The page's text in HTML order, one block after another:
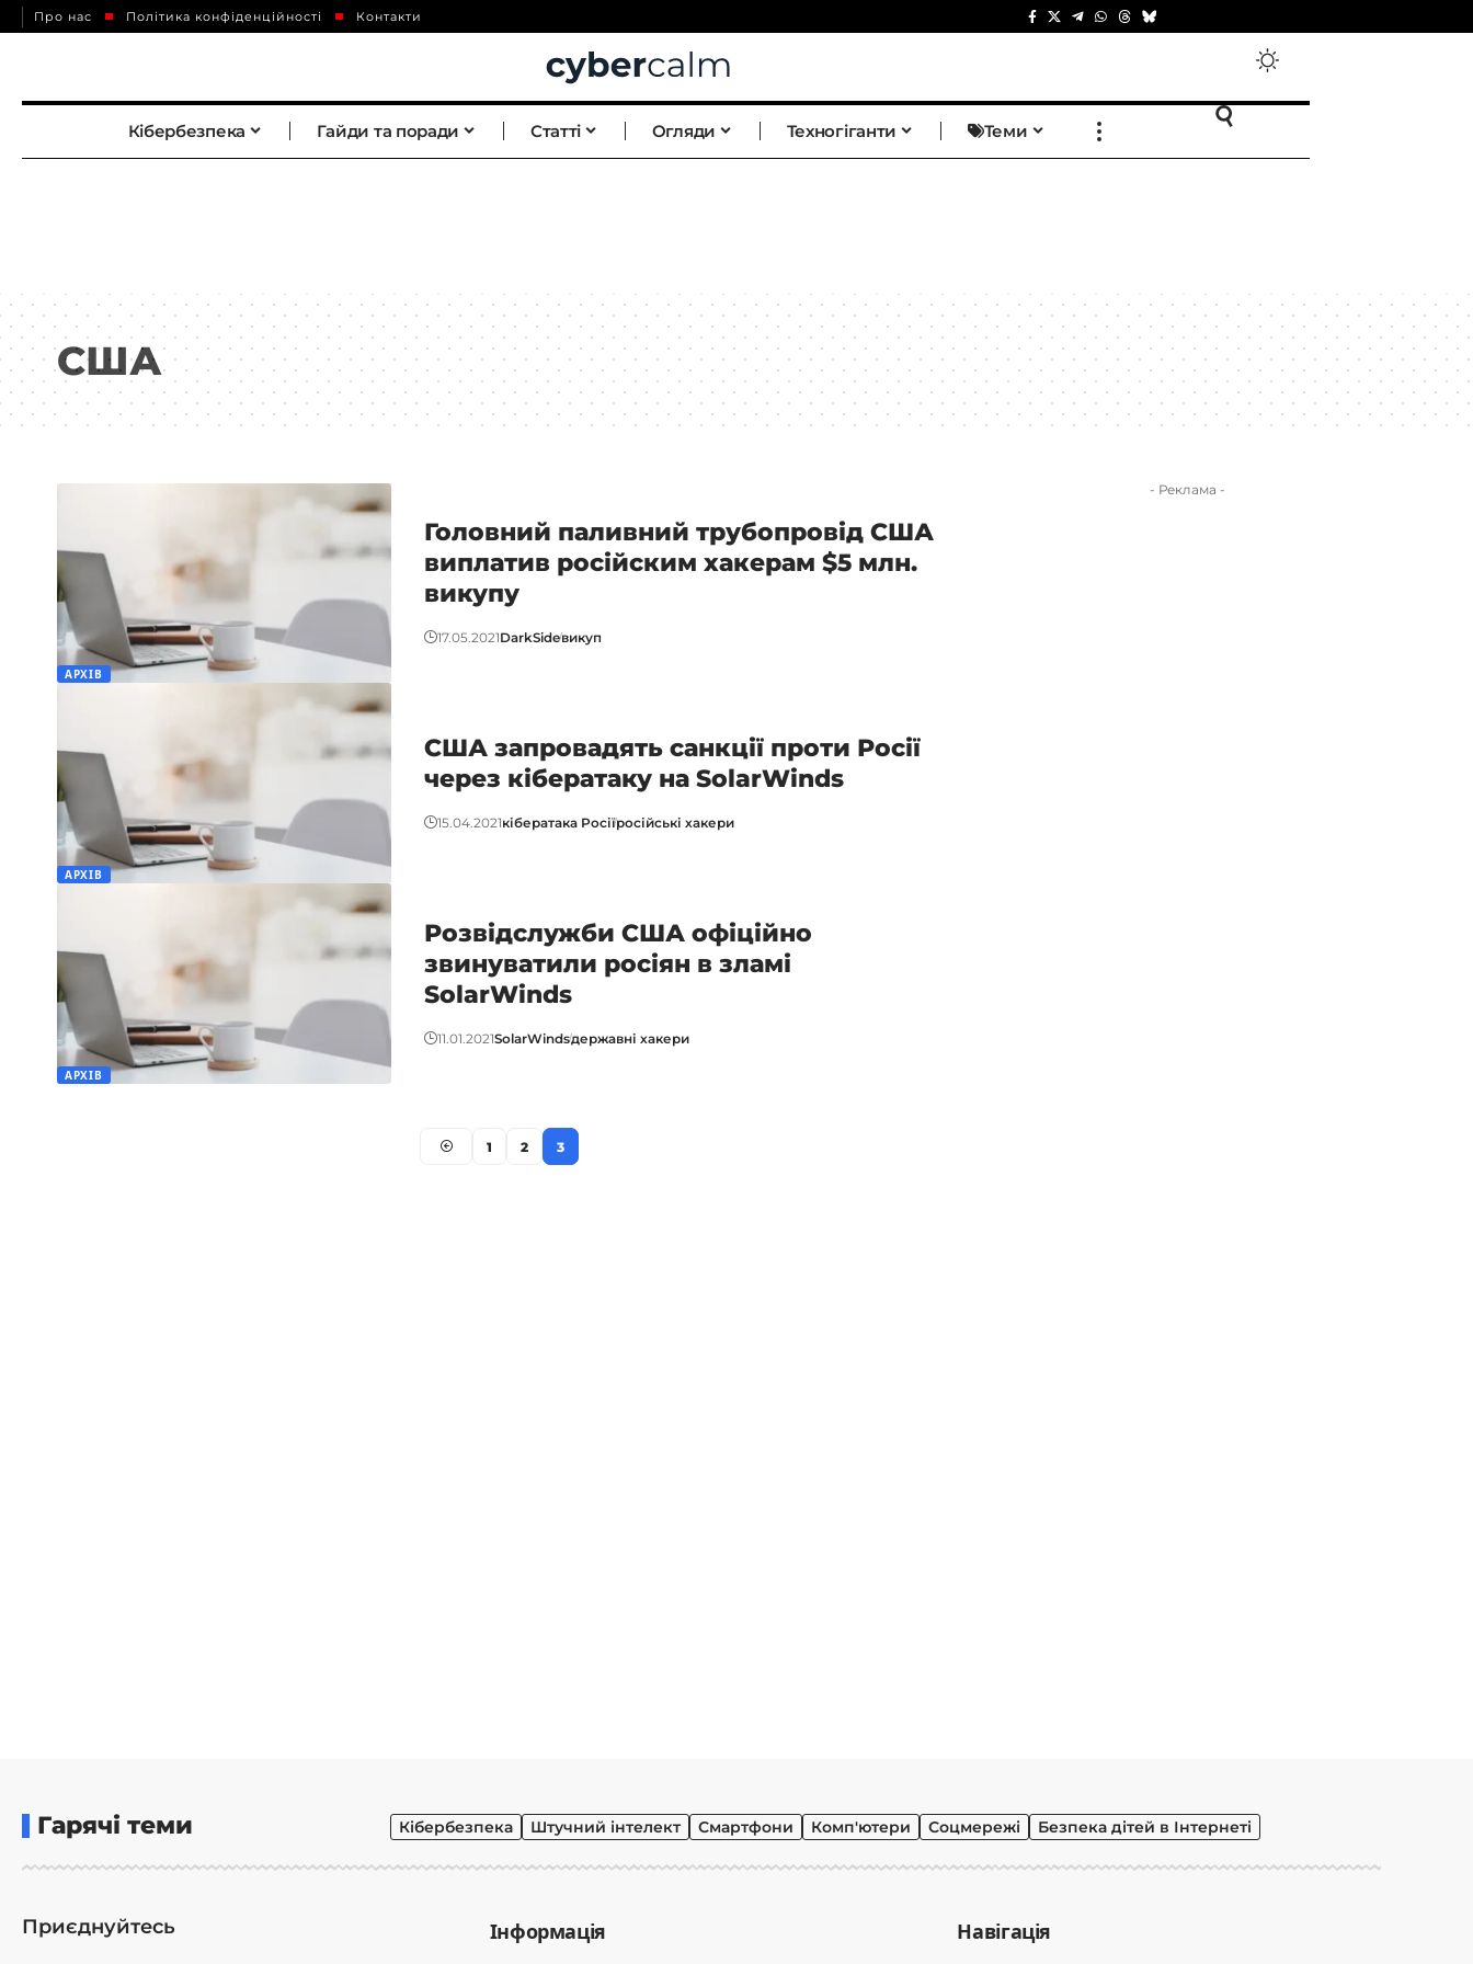
Про нас Політика конфіденційності Контакти
Кібербезпека Гайди та поради Статті Огляди Техногіганти Теми
США
АРХІВ
Головний паливний трубопровід США
виплатив російским хакерам $5 млн.
викупу
17.05.2021DarkSideвикуп
АРХІВ
США запровадять санкції проти Росії
через кібератаку на SolarWinds
15.04.2021кібератака Росіїросійські хакери
АРХІВ
Розвідслужби США офіційно
звинуватили росіян в зламі
SolarWinds
11.01.2021SolarWindsдержавні хакери
1 2 3
- Реклама -
Гарячі теми Кібербезпека Штучний інтелект Смартфони Комп'ютери Соцмережі Безпека дітей в Інтернеті
Приєднуйтесь Інформація Навігація